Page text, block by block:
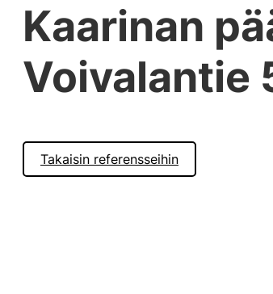
Kaarinan
Voivalantie
Takaisin referensseihin